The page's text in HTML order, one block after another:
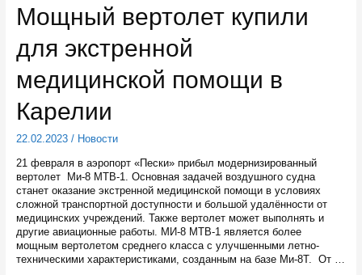
создать
в
республике
условия
работы
фонда
поддержки
участников
и
их
семей
Мощный вертолет купили
для экстренной
медицинской помощи в
Карелии
22.02.2023/ Новости
21 февраля в аэропорт «Пески» прибыл модернизированный
вертолет Ми-8 МТВ-1. Основная задачей воздушного судна
станет оказание экстренной медицинской помощи в условиях
сложной транспортной доступности и большой удалённости от
медицинских учреждений. Также вертолет может выполнять и
другие авиационные работы. МИ-8 МТВ-1 является более
мощным вертолетом среднего класса с улучшенными летно-
техническими характеристиками, созданным на базе Ми-8Т. От …